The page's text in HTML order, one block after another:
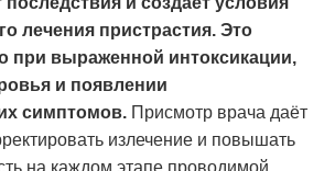
лечения пристрастия. Это
при выраженной интоксикации,
и появлении
симптомов. Присмотр врача даёт
излечение и повышать